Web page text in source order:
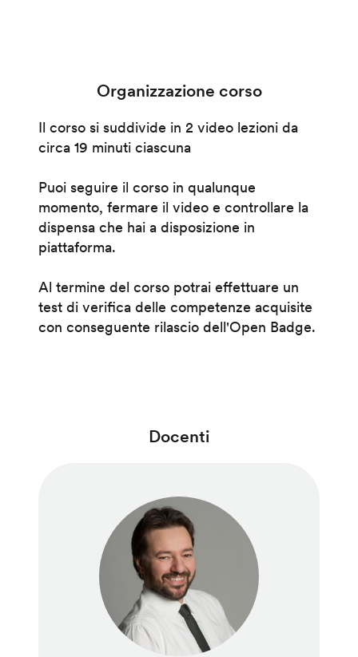
Organizzazione corso
Il corso si suddivide in 2 video lezioni da
circa 19 minuti ciascuna
Puoi seguire il corso in qualunque
momento, fermare il video e controllare la
dispensa che hai a disposizione in
piattaforma.
Al termine del corso potrai effettuare un
test di verifica delle competenze acquisite
con conseguente rilascio dell'Open Badge.
Docenti